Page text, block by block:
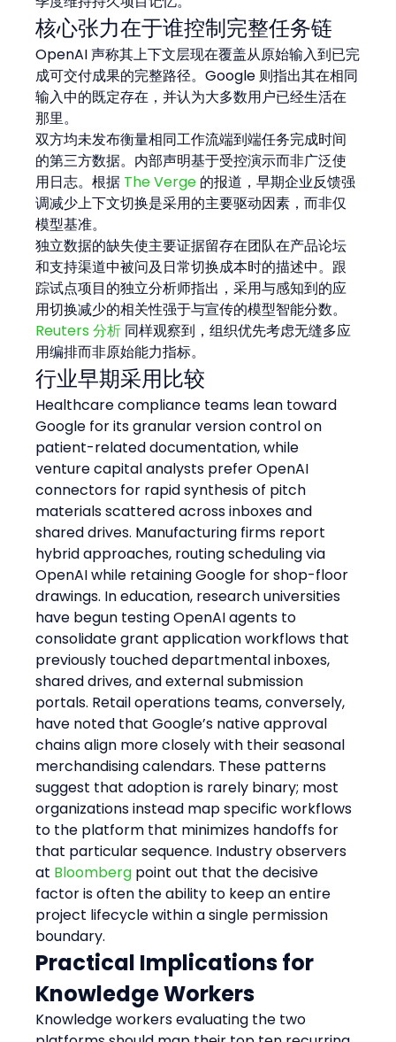
核心张力在于谁控制完整任务链
OpenAI 声称其上下文层现在覆盖从原始输入到已完
成可交付成果的完整路径。Google 则指出其在相同
输入中的既定存在，并认为大多数用户已经生活在
那里。
双方均未发布衡量相同工作流端到端任务完成时间
的第三方数据。内部声明基于受控演示而非广泛使
用日志。根据 The Verge 的报道，早期企业反馈强
调减少上下文切换是采用的主要驱动因素，而非仅
模型基准。
独立数据的缺失使主要证据留存在团队在产品论坛
和支持渠道中被问及日常切换成本时的描述中。跟
踪试点项目的独立分析师指出，采用与感知到的应
用切换减少的相关性强于与宣传的模型智能分数。
Reuters 分析 同样观察到，组织优先考虑无缝多应
用编排而非原始能力指标。
行业早期采用比较
Healthcare compliance teams lean toward
Google for its granular version control on
patient-related documentation, while
venture capital analysts prefer OpenAI
connectors for rapid synthesis of pitch
materials scattered across inboxes and
shared drives. Manufacturing firms report
hybrid approaches, routing scheduling via
OpenAI while retaining Google for shop-floor
drawings. In education, research universities
have begun testing OpenAI agents to
consolidate grant application workflows that
previously touched departmental inboxes,
shared drives, and external submission
portals. Retail operations teams, conversely,
have noted that Google’s native approval
chains align more closely with their seasonal
merchandising calendars. These patterns
suggest that adoption is rarely binary; most
organizations instead map specific workflows
to the platform that minimizes handoffs for
that particular sequence. Industry observers
at Bloomberg point out that the decisive
factor is often the ability to keep an entire
project lifecycle within a single permission
boundary.
Practical Implications for
Knowledge Workers
Knowledge workers evaluating the two